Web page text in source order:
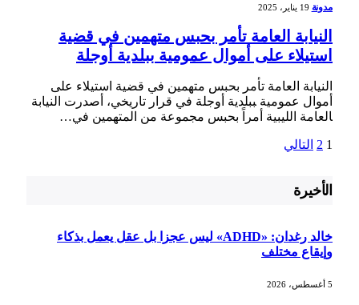
مدونة 19 يناير، 2025
النيابة العامة تأمر بحبس متهمين في قضية
استيلاء على أموال عمومية ببلدية أوجلة
النيابة العامة تأمر بحبس متهمين⁤ في قضية استيلاء‍ على
أموال عمومية ‍ببلدية أوجلة في قرار تاريخي، أصدرت النيابة
‍العامة‌ الليبية ‌أمراً بحبس مجموعة من المتهمين في⁣…
2 التالي
الأخيرة
خالد رغدان: «ADHD» ليس عجزا بل عقل يعمل بذكاء
وإيقاع مختلف